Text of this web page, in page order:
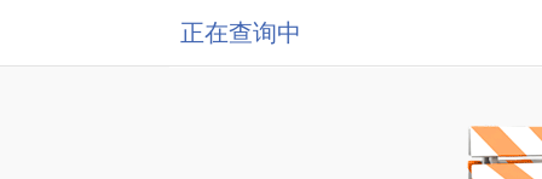
正在查询中